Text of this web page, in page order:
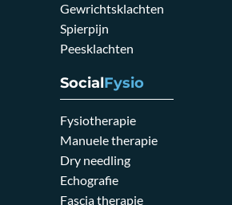
Gewrichtsklachten
Spierpijn
Peesklachten
SocialFysio
Fysiotherapie
Manuele therapie
Dry needling
Echografie
Fascia therapie